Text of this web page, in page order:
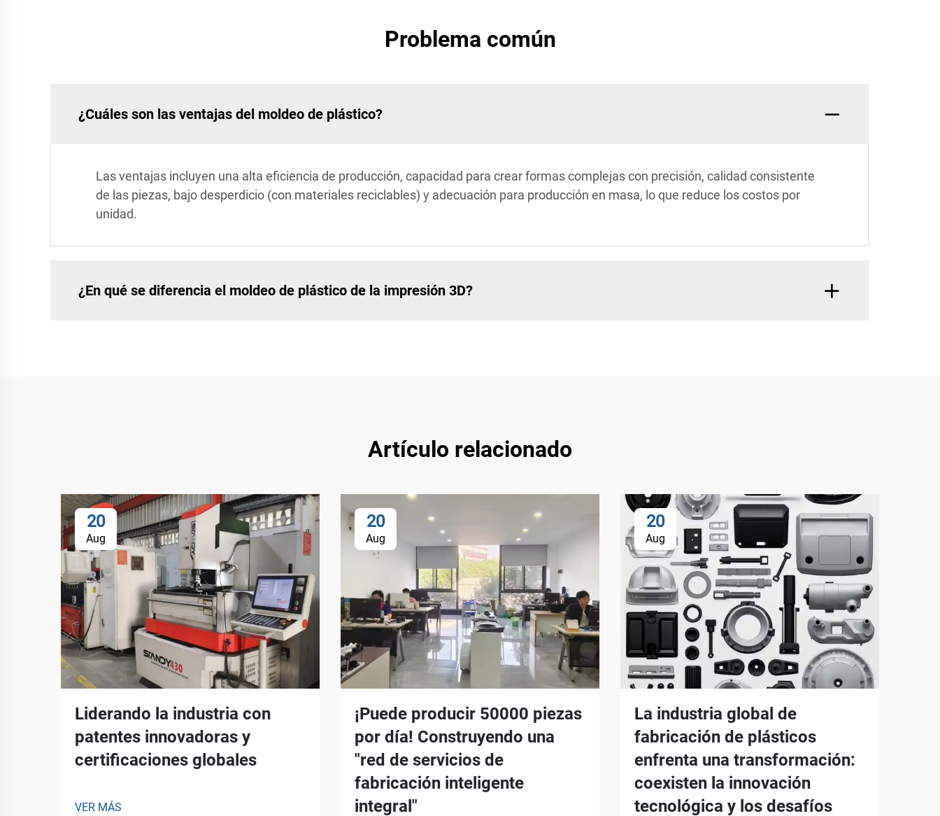
Problema común
¿Cuáles son las ventajas del moldeo de plástico?
Las ventajas incluyen una alta eficiencia de producción, capacidad para crear formas complejas con precisión, calidad consistente
de las piezas, bajo desperdicio (con materiales reciclables) y adecuación para producción en masa, lo que reduce los costos por
unidad.
¿En qué se diferencia el moldeo de plástico de la impresión 3D?
Artículo relacionado
20
Aug
Liderando la industria con
patentes innovadoras y
certificaciones globales
VER MÁS
20
Aug
¡Puede producir 50000 piezas
por día! Construyendo una
"red de servicios de
fabricación inteligente
integral"
20
Aug
La industria global de
fabricación de plásticos
enfrenta una transformación:
coexisten la innovación
tecnológica y los desafíos